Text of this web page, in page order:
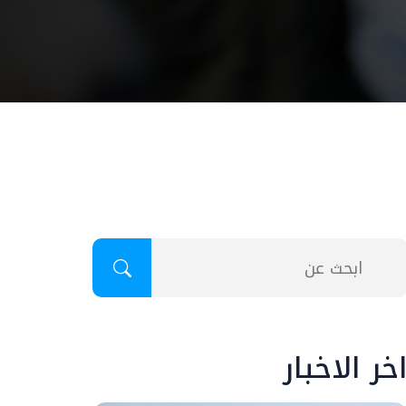
الاخبار